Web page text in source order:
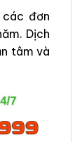
đơn
Dịch
tâm và